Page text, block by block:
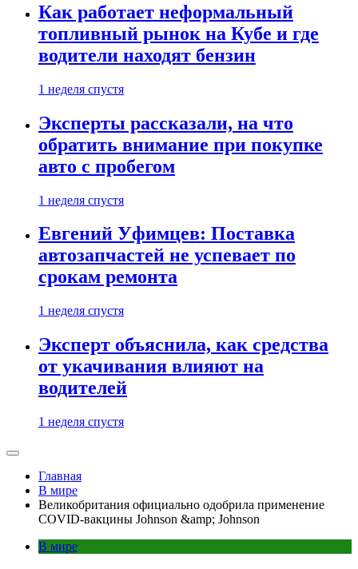
Как работает неформальный
топливный рынок на Кубе и где
водители находят бензин
1 неделя спустя
Эксперты рассказали, на что
обратить внимание при покупке
авто с пробегом
1 неделя спустя
Евгений Уфимцев: Поставка
автозапчастей не успевает по
срокам ремонта
1 неделя спустя
Эксперт объяснила, как средства
от укачивания влияют на
водителей
1 неделя спустя
Главная
В мире
Великобритания официально одобрила применение
COVID-вакцины Johnson &amp; Johnson
В мире